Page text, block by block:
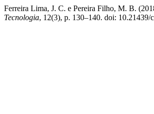
Ferreira Lima, J. C. e Pereira Filho, M. B.
Tecnologia, 12(3), p. 130–140. doi: 10.21439/